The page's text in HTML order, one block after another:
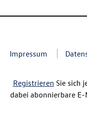
Impressum
Registrieren Sie sich
dabei abonnierbare